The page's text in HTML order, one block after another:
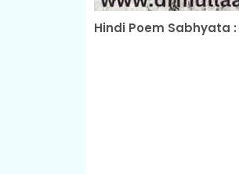
Hindi Poem Sabhyata :